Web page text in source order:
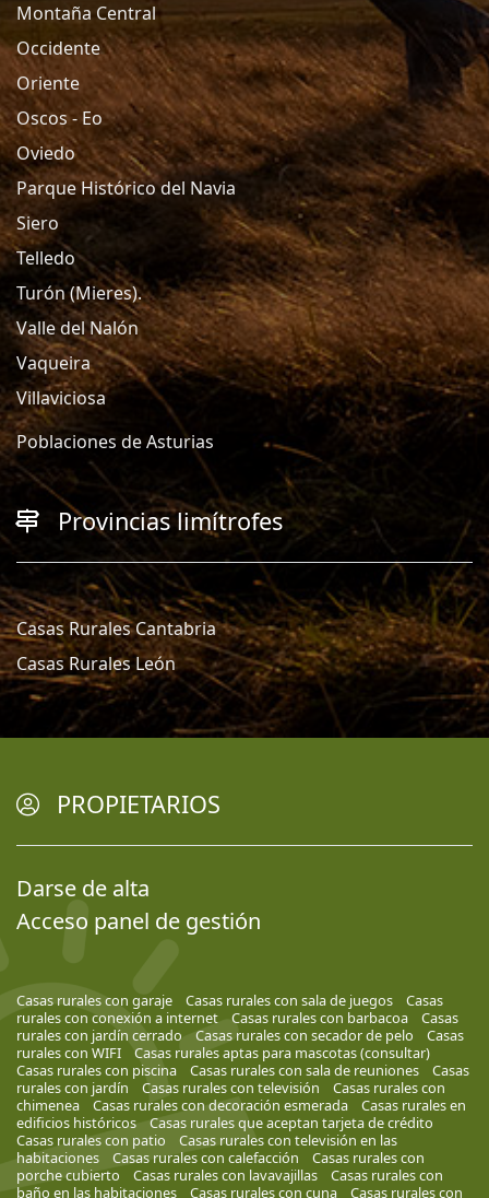
Montaña Central
Occidente
Oriente
Oscos - Eo
Oviedo
Parque Histórico del Navia
Siero
Telledo
Turón (Mieres).
Valle del Nalón
Vaqueira
Villaviciosa
Poblaciones de Asturias
Provincias limítrofes
Casas Rurales Cantabria
Casas Rurales León
PROPIETARIOS
Darse de alta
Acceso panel de gestión
Casas rurales con garaje Casas rurales con sala de juegos
Casas
rurales con conexión a internet
Casas rurales con barbacoa
Casas
rurales con jardín cerrado
Casas rurales con secador de pelo
Casas
rurales con WIFI
Casas rurales aptas para mascotas (consultar)
Casas rurales con piscina
Casas rurales con sala de reuniones
Casas
rurales con jardín
Casas rurales con televisión
Casas rurales con
chimenea
Casas rurales con decoración esmerada
Casas rurales en
edificios históricos
Casas rurales que aceptan tarjeta de crédito
Casas rurales con patio
Casas rurales con televisión en las
habitaciones
Casas rurales con calefacción
Casas rurales con
porche cubierto
Casas rurales con lavavajillas
Casas rurales con
baño en las habitaciones
Casas rurales con cuna Casas rurales con